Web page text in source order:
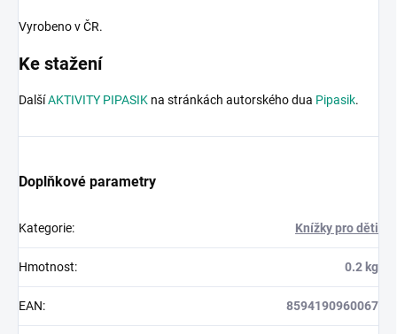
Vyrobeno v ČR.
Ke stažení
DalšíAKTIVITY PIPASIK na stránkách autorského dua Pipasik.
Doplňkové parametry
Kategorie: Knížky pro děti
Hmotnost: 0.2 kg
EAN: 8594190960067